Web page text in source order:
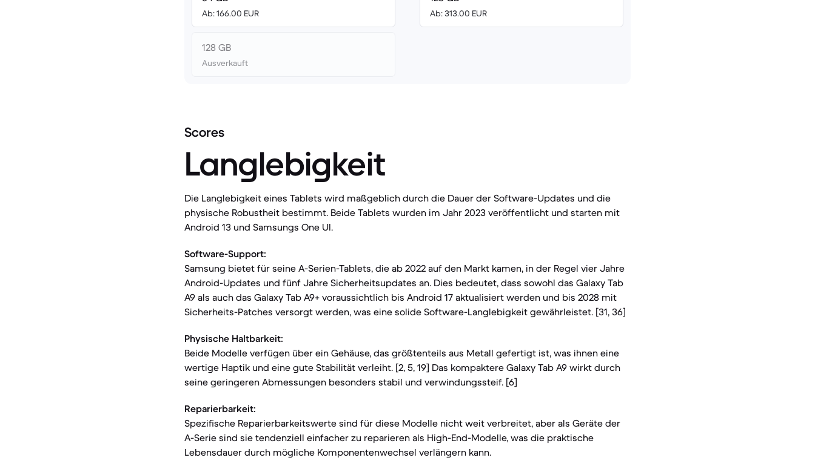
Ab: 166.00 EUR
128 GB
Ausverkauft
Ab: 313.00 EUR
Scores
Langlebigkeit
Die Langlebigkeit eines Tablets wird maßgeblich durch die Dauer der Software-Updates und die
physische Robustheit bestimmt. Beide Tablets wurden im Jahr 2023 veröffentlicht und starten mit
Android 13 und Samsungs One UI.
Software-Support:
Samsung bietet für seine A-Serien-Tablets, die ab 2022 auf den Markt kamen, in der Regel vier Jahre
Android-Updates und fünf Jahre Sicherheitsupdates an. Dies bedeutet, dass sowohl das Galaxy Tab
A9 als auch das Galaxy Tab A9+ voraussichtlich bis Android 17 aktualisiert werden und bis 2028 mit
Sicherheits-Patches versorgt werden, was eine solide Software-Langlebigkeit gewährleistet. [31, 36]
Physische Haltbarkeit:
Beide Modelle verfügen über ein Gehäuse, das größtenteils aus Metall gefertigt ist, was ihnen eine
wertige Haptik und eine gute Stabilität verleiht. [2, 5, 19] Das kompaktere Galaxy Tab A9 wirkt durch
seine geringeren Abmessungen besonders stabil und verwindungssteif. [6]
Reparierbarkeit:
Spezifische Reparierbarkeitswerte sind für diese Modelle nicht weit verbreitet, aber als Geräte der
A-Serie sind sie tendenziell einfacher zu reparieren als High-End-Modelle, was die praktische
Lebensdauer durch mögliche Komponentenwechsel verlängern kann.